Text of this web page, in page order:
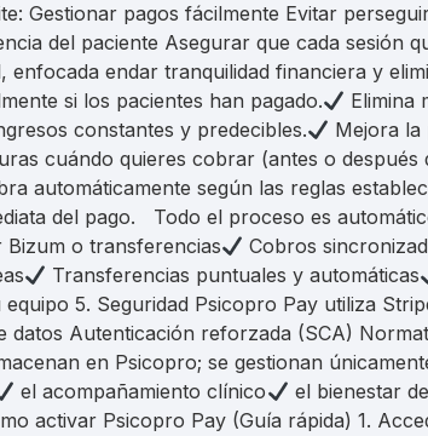
Gestionar pagos fácilmente Evitar
del paciente Asegurar que cada
enfocada endar tranquilidad financiera y
si los pacientes han pagado.
Elimina
constantes y predecibles. Mejora la
cuándo quieres cobrar (antes o
automáticamente según las reglas
del pago. Todo el proceso es
Bizum o transferencias
Cobros
Transferencias puntuales y automáticas
5. Seguridad Psicopro Pay utiliza
datos Autenticación reforzada (SCA)
en Psicopro; se gestionan
el acompañamiento clínico
el bienestar
activar Psicopro Pay (Guía rápida) 1.